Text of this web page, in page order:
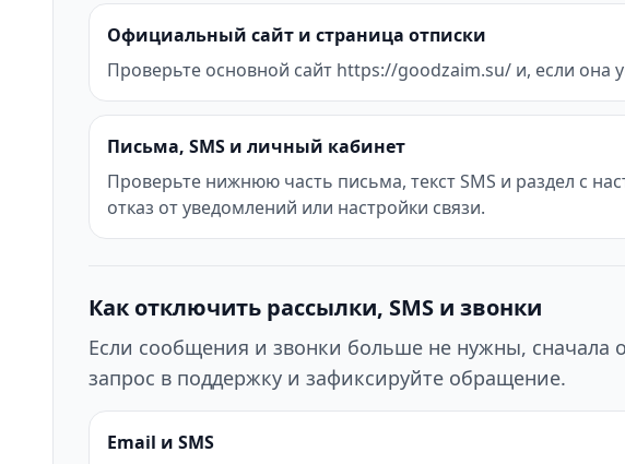
Официальный сайт и страница отписки
Проверьте основной сайт https://goodzaim.su/ и, если она
Письма, SMS и личный кабинет
Проверьте нижнюю часть письма, текст SMS и раздел с
отказ от уведомлений или настройки связи.
Как отключить рассылки, SMS и звонки
Если сообщения и звонки больше не нужны, сначала
запрос в поддержку и зафиксируйте обращение.
Email и SMS